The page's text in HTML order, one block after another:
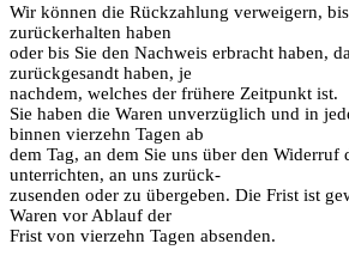
Wir können die Rückzahlung verweigern,
zurückerhalten haben
oder bis Sie den Nachweis erbracht haben,
zurückgesandt haben, je
nachdem, welches der frühere Zeitpunkt ist.
Sie haben die Waren unverzüglich und in
binnen vierzehn Tagen ab
dem Tag, an dem Sie uns über den Widerruf
unterrichten, an uns zurück-
zusenden oder zu übergeben. Die Frist ist
Waren vor Ablauf der
Frist von vierzehn Tagen absenden.